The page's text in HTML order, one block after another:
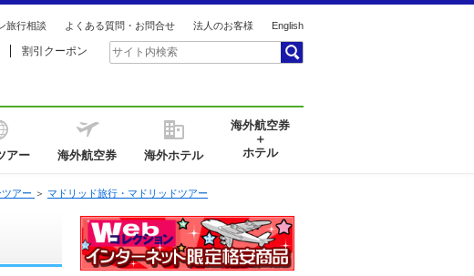
旅行相談 よくある質問・お問合せ 法人のお客様 English
割引クーポン
アー 海外航空券 海外ホテル
海外航空券
＋
ホテル
アー ＞ マドリッド旅行・マドリッドツアー